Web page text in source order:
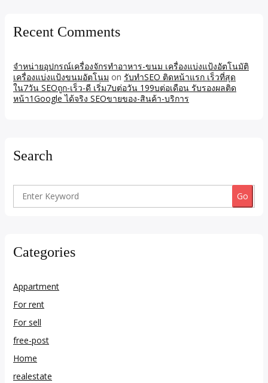
Recent Comments
จำหน่ายอุปกรณ์เครื่องจักรทำอาหาร-ขนม เครื่องแบ่งแป้งอัตโนมัติ
เครื่องแบ่งแป้งขนมอัตโนม on รับทำSEO ติดหน้าแรก เร็วที่สุด
ใน7วัน SEOถูก-เร็ว-ดี เริ่ม7บต่อวัน 199บต่อเดือน รับรองผลติด
หน้า1Google ได้จริง SEOขายของ-สินค้า-บริการ
Search
Search
Categories
Appartment
For rent
For sell
free-post
Home
realestate